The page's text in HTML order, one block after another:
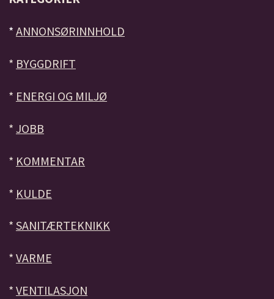
* ANNONSØRINNHOLD
* BYGGDRIFT
* ENERGI OG MILJØ
* JOBB
* KOMMENTAR
* KULDE
* SANITÆRTEKNIKK
* VARME
* VENTILASJON